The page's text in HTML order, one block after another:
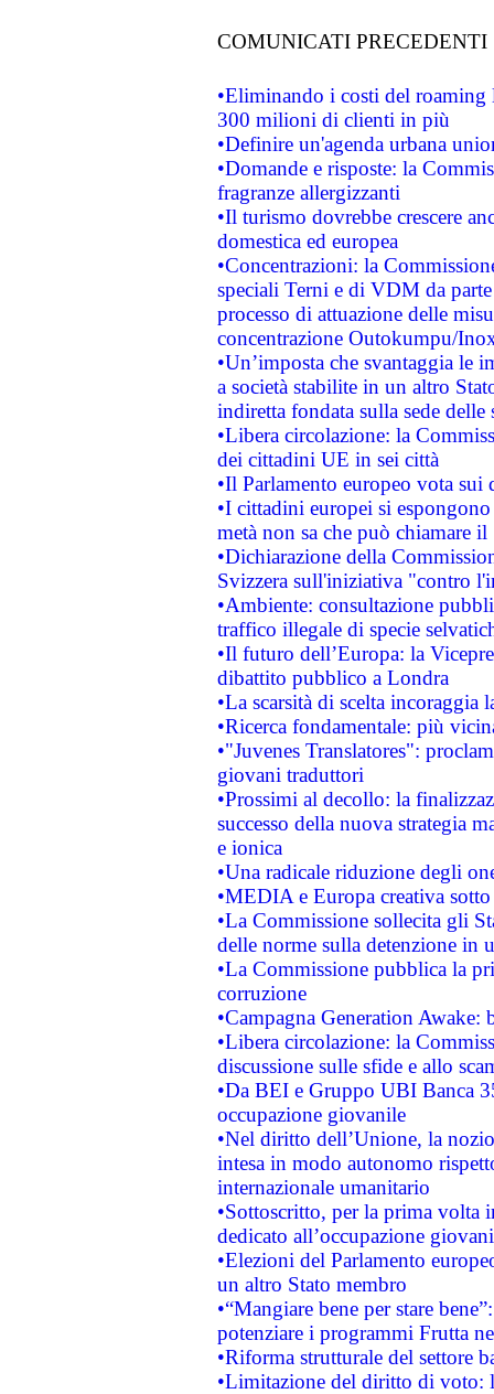
COMUNICATI PRECEDENTI
•Eliminando i costi del roaming
300 milioni di clienti in più
•Definire un'agenda urbana
•Domande e risposte: la
fragranze allergizzanti
•Il turismo dovrebbe crescere
domestica ed europea
•Concentrazioni: la
speciali Terni e di VDM da
processo di attuazione delle
concentrazione Outokumpu/
•Un’imposta che svantaggia le
a società stabilite in un altro
indiretta fondata sulla sede delle
•Libera circolazione: la
dei cittadini UE in sei città
•Il Parlamento europeo vota sui
•I cittadini europei si
metà non sa che può chiamare
•Dichiarazione della
Svizzera sull'iniziativa "contro
•Ambiente: consultazione
traffico illegale di specie
•Il futuro dell’Europa: la
dibattito pubblico a Londra
•La scarsità di scelta
•Ricerca fondamentale: più
•"Juvenes Translatores":
giovani traduttori
•Prossimi al decollo: la
successo della nuova strategia
e ionica
•Una radicale riduzione degli
•MEDIA e Europa creativa
•La Commissione sollecita gli
delle norme sulla detenzione in
•La Commissione pubblica la
corruzione
•Campagna Generation
•Libera circolazione: la
discussione sulle sfide e allo
•Da BEI e Gruppo UBI Banca
occupazione giovanile
•Nel diritto dell’Unione, la
intesa in modo autonomo
internazionale umanitario
•Sottoscritto, per la prima volta
dedicato all’occupazione
•Elezioni del Parlamento
un altro Stato membro
•“Mangiare bene per stare
potenziare i programmi Frutta
•Riforma strutturale del settore
•Limitazione del diritto di voto: